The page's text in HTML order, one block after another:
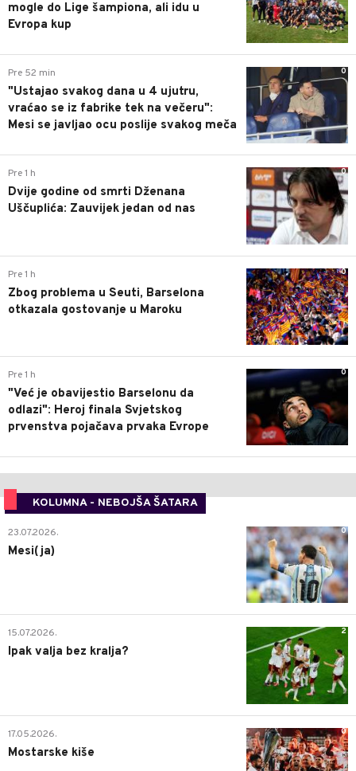
mogle do Lige šampiona, ali idu u
Evropa kup
0
Pre 52 min
"Ustajao svakog dana u 4 ujutru,
vraćao se iz fabrike tek na večeru":
Mesi se javljao ocu poslije svakog meča
0
Pre 1 h
Dvije godine od smrti Dženana
Uščuplića: Zauvijek jedan od nas
0
Pre 1 h
Zbog problema u Seuti, Barselona
otkazala gostovanje u Maroku
0
Pre 1 h
"Već je obavijestio Barselonu da
odlazi": Heroj finala Svjetskog
prvenstva pojačava prvaka Evrope
KOLUMNA - NEBOJŠA ŠATARA
0
23.07.2026.
Mesi(ja)
2
15.07.2026.
Ipak valja bez kralja?
0
17.05.2026.
Mostarske kiše